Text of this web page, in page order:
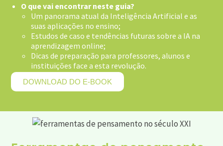
O que vai encontrar neste guia?
Um panorama atual da Inteligência Artificial e as
suas aplicações no ensino;
Estudos de caso e tendências futuras sobre a IA na
aprendizagem online;
Dicas de preparação para professores, alunos e
instituições face a esta revolução.
DOWNLOAD DO E-BOOK